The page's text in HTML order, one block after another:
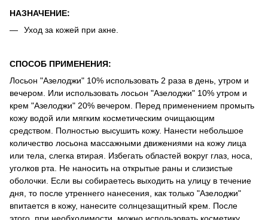
НАЗНАЧЕНИЕ:
Уход за кожей при акне.
СПОСОБ ПРИМЕНЕНИЯ:
Лосьон "Азелоджи" 10% использовать 2 раза в день, утром и
вечером. Или использовать лосьон "Азелоджи" 10% утром и
крем "Азелоджи" 20% вечером. Перед применением промыть
кожу водой или мягким косметическим очищающим
средством. Полностью высушить кожу. Нанести небольшое
количество лосьона массажными движениями на кожу лица
или тела, слегка втирая. Избегать областей вокруг глаз, носа,
уголков рта. Не наносить на открытые раны и слизистые
оболочки. Если вы собираетесь выходить на улицу в течение
дня, то после утреннего нанесения, как только "Азелоджи"
впитается в кожу, нанесите солнцезащитный крем. После